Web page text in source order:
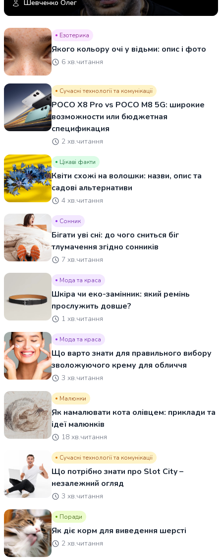
Шевченко Олег
Езотерика
Якого кольору очі у відьми: опис і фото
6 хв.читання
Сучасні технології та комунікації
POCO X8 Pro vs POCO M8 5G: широкие
возможности или бюджетная
спецификация
2 хв.читання
Цікаві факти
Квіти схожі на волошки: назви, опис та
садові альтернативи
4 хв.читання
Сонник
Бігати уві сні: до чого сниться біг
тлумачення згідно сонників
7 хв.читання
Мода та краса
Шкіра чи еко-замінник: який ремінь
прослужить довше?
1 хв.читання
Мода та краса
Що варто знати для правильного вибору
зволожуючого крему для обличчя
3 хв.читання
Малюнки
Як намалювати кота олівцем: приклади та
ідеї малюнків
18 хв.читання
Сучасні технології та комунікації
Що потрібно знати про Slot City –
незалежний огляд
3 хв.читання
Поради
Як діє корм для виведення шерсті
2 хв.читання